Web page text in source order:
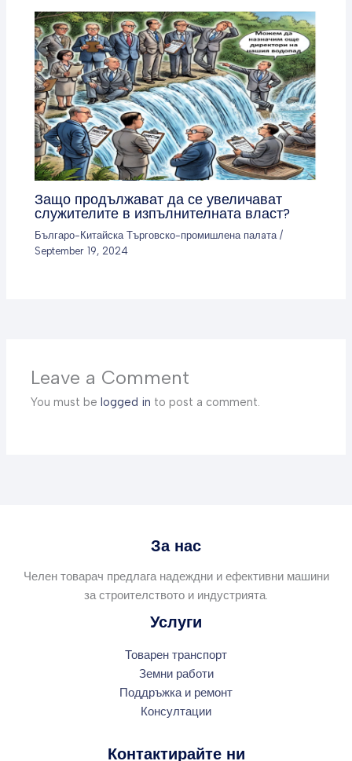
Защо продължават да се увеличават
служителите в изпълнителната власт?
Българо-Китайска Търговско-промишлена палaта /
September 19, 2024
Leave a Comment
You must belogged in to post a comment.
За нас
Челен товарач предлага надеждни и ефективни машини
за строителството и индустрията.
Услуги
Товарен транспорт
Земни работи
Поддръжка и ремонт
Консултации
Контактирайте ни